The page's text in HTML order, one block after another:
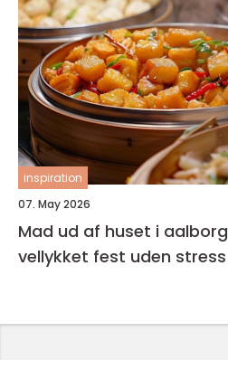
inspiration
07. May 2026
Mad ud af huset i aalborg sådan får du en
vellykket fest uden stress